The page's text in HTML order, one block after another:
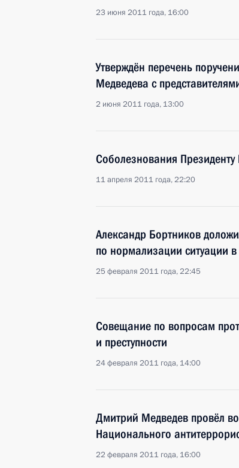
23 июня 2011 года, 16:00
Утверждён перечень
Медведева с
2 июня 2011 года, 13:00
Соболезнования Президенту
11 апреля 2011 года, 22:20
Александр Бортников
по нормализации ситуации
25 февраля 2011 года, 22:45
Совещание по вопросам
и преступности
24 февраля 2011 года, 14:00
Дмитрий Медведев провёл
Национального
22 февраля 2011 года, 16:00